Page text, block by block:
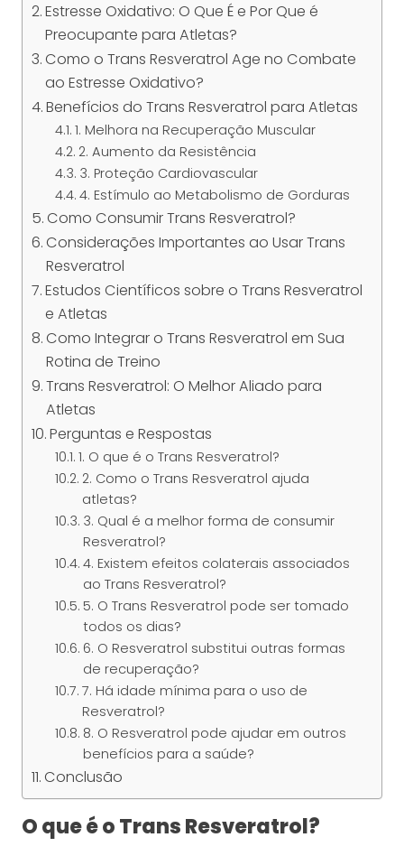
Estresse Oxidativo: O Que É e Por Que é
Preocupante para Atletas?
Como o Trans Resveratrol Age no Combate
ao Estresse Oxidativo?
Benefícios do Trans Resveratrol para Atletas
1. Melhora na Recuperação Muscular
2. Aumento da Resistência
3. Proteção Cardiovascular
4. Estímulo ao Metabolismo de Gorduras
Como Consumir Trans Resveratrol?
Considerações Importantes ao Usar Trans
Resveratrol
Estudos Científicos sobre o Trans Resveratrol
e Atletas
Como Integrar o Trans Resveratrol em Sua
Rotina de Treino
Trans Resveratrol: O Melhor Aliado para
Atletas
Perguntas e Respostas
1. O que é o Trans Resveratrol?
2. Como o Trans Resveratrol ajuda
atletas?
3. Qual é a melhor forma de consumir
Resveratrol?
4. Existem efeitos colaterais associados
ao Trans Resveratrol?
5. O Trans Resveratrol pode ser tomado
todos os dias?
6. O Resveratrol substitui outras formas
de recuperação?
7. Há idade mínima para o uso de
Resveratrol?
8. O Resveratrol pode ajudar em outros
benefícios para a saúde?
Conclusão
O que é o Trans Resveratrol?